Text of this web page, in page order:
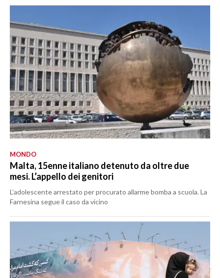
MONDO
Malta, 15enne italiano detenuto da oltre due
mesi. L’appello dei genitori
L’adolescente arrestato per procurato allarme bomba a scuola. La
Farnesina segue il caso da vicino